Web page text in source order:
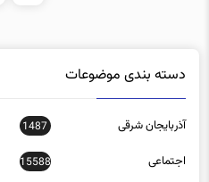
دسته بندی موضوعات
آذربایجان شرقی 1487
اجتماعی 15588